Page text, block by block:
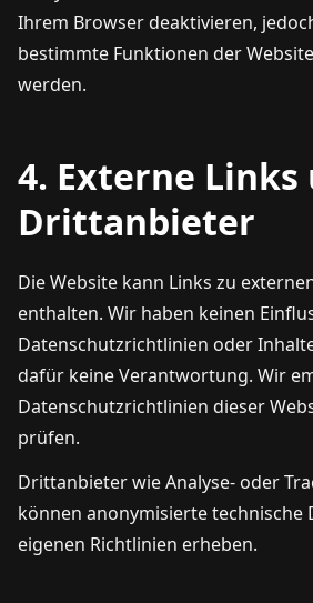
Ihrem Browser deaktivieren,
bestimmte Funktionen der
werden.
4. Externe Links
Drittanbieter
Die Website kann Links zu
enthalten. Wir haben keinen
Datenschutzrichtlinien oder
dafür keine Verantwortung. Wir
Datenschutzrichtlinien dieser
prüfen.
Drittanbieter wie Analyse- oder
können anonymisierte technische
eigenen Richtlinien erheben.